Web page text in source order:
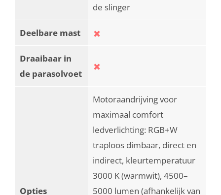
de slinger
Deelbare mast
Draaibaar in
de parasolvoet
Opties
Motoraandrijving voor
maximaal comfort
ledverlichting: RGB+W
traploos dimbaar, direct en
indirect, kleurtemperatuur
3000 K (warmwit), 4500–
5000 lumen (afhankelijk van